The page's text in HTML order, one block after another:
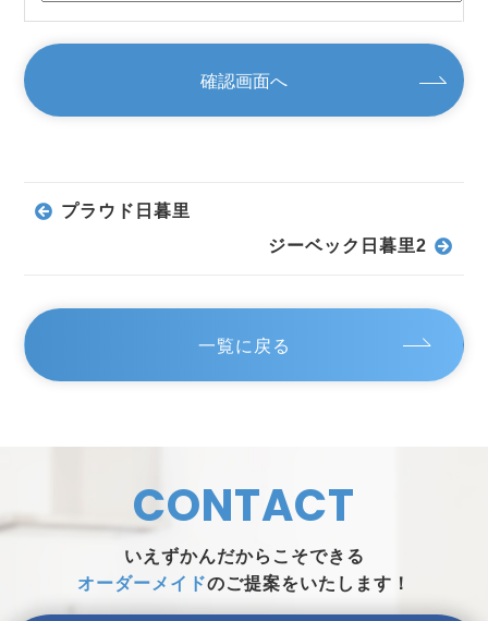
プラウド日暮里
ジーベック日暮里2
一覧に戻る
CONTACT
いえずかんだからこそできる
オーダーメイドのご提案をいたします！